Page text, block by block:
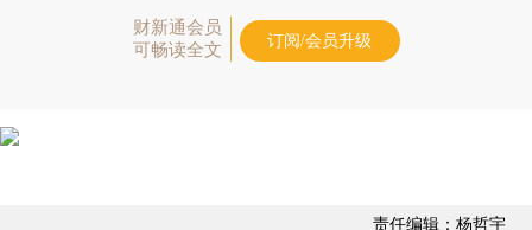
财新通会员
可畅读全文
订阅/会员升级
责任编辑：杨哲宇